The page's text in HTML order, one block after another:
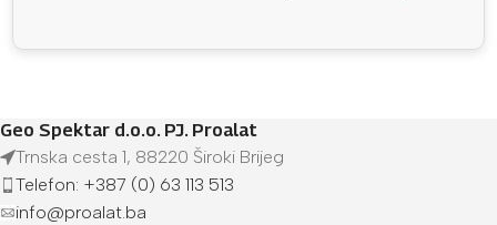
Geo Spektar d.o.o. PJ. Proalat
Trnska cesta 1, 88220 Široki Brijeg
Telefon: +387 (0) 63 113 513
info@proalat.ba